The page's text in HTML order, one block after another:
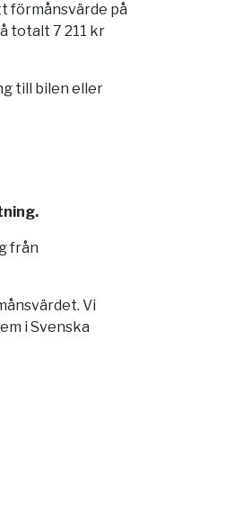
förmånsvärde på
totalt 7 211 kr
till bilen eller
från
Vi
i Svenska